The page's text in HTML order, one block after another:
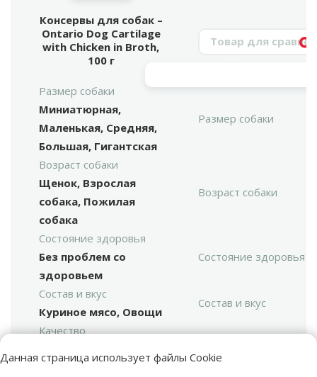
Данная страница использует файлы Cookie
Консервы для собак –
Ontario Dog Cartilage
with Chicken in Broth,
100 г
Размер собаки
Миниатюрная,
Маленькая, Средняя,
Большая, Гигантская
Размер собаки
Возраст собаки
Щенок, Взрослая
собака, Пожилая
собака
Возраст собаки
Состояние здоровья
Без проблем со
здоровьем
Состояние здоровья
Состав и вкус
Куриное мясо, Овощи
Состав и вкус
Качество
Суперпремиум